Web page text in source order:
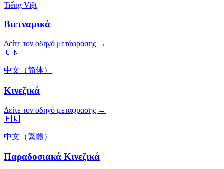
Tiếng Việt
Βιετναμικά
Δείτε τον οδηγό μετάφρασης →
🇨🇳
中文（简体）
Κινεζικά
Δείτε τον οδηγό μετάφρασης →
🇭🇰
中文（繁體）
Παραδοσιακά Κινεζικά